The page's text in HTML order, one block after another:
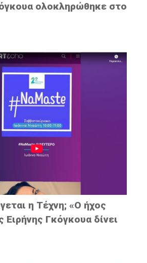
ολοκληρώθηκε στο
η Τέχνη; «Ο ήχος
Γκόγκουα δίνει